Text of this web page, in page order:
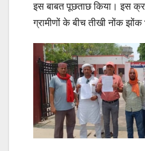
इस बाबत पूछताछ किया। इस
ग्रामीणों के बीच तीखी नोंक झोंक